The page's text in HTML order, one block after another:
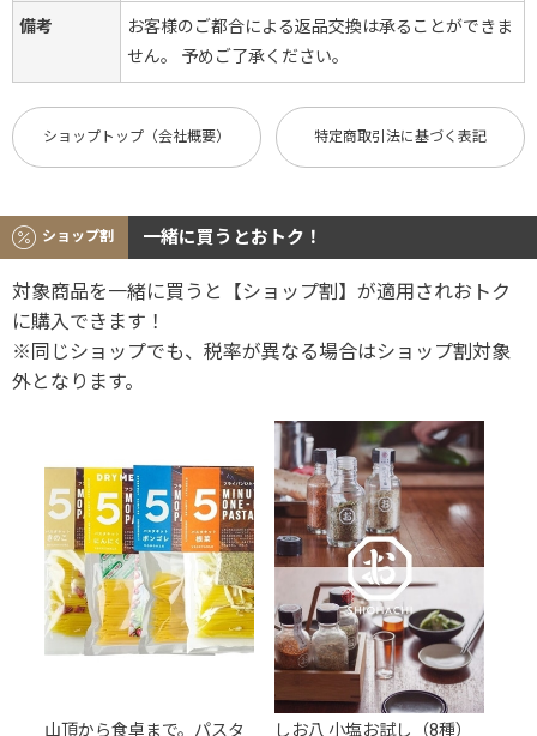
備考
お客様のご都合による返品交換は承ることができま
せん。 予めご了承ください。
ショップトップ（会社概要） 特定商取引法に基づく表記
ショップ割 一緒に買うとおトク！
対象商品を一緒に買うと【ショップ割】が適用されおトク
に購入できます！
※同じショップでも、税率が異なる場合はショップ割対象
外となります。
山頂から食卓まで。パスタ
しお八 小塩お試し（8種）